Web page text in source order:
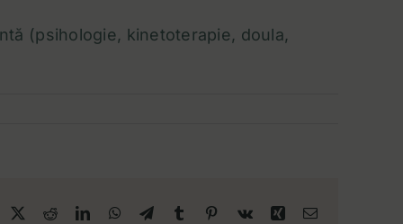
(psihologie, kinetoterapie, doula,
RedditLinkedInWhatsApp
TelegramTumblr Pinterest
Vk XingEmail